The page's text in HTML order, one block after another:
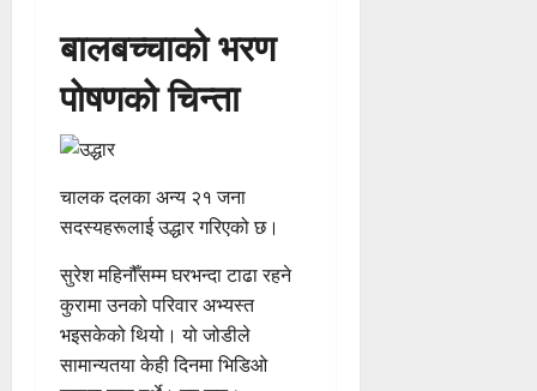
बालबच्चाको भरण
पोषणको चिन्ता
चालक दलका अन्य २१ जना
सदस्यहरूलाई उद्धार गरिएको छ।
सुरेश महिनौँसम्म घरभन्दा टाढा रहने
कुरामा उनको परिवार अभ्यस्त
भइसकेको थियो। यो जोडीले
सामान्यतया केही दिनमा भिडिओ